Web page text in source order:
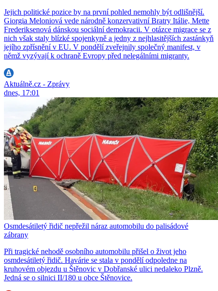
Jejich politické pozice by na první pohled nemohly být odlišnější.
Giorgia Meloniová vede národně konzervativní Bratry Itálie, Mette
Frederiksenová dánskou sociální demokracii. V otázce migrace se z
nich však staly blízké spojenkyně a jedny z nejhlasitějších zastánkyň
jejího zpřísnění v EU. V pondělí zveřejnily společný manifest, v
němž vyzývají k ochraně Evropy před nelegálními migranty.
Aktuálně.cz - Zprávy
dnes, 17:01
Osmdesátiletý řidič nepřežil náraz automobilu do palisádové
zábrany
Při tragické nehodě osobního automobilu přišel o život jeho
osmdesátiletý řidič. Havárie se stala v pondělí odpoledne na
kruhovém objezdu u Štěnovic v Dobřanské ulici nedaleko Plzně.
Jedná se o silnici II/180 u obce Štěnovice.